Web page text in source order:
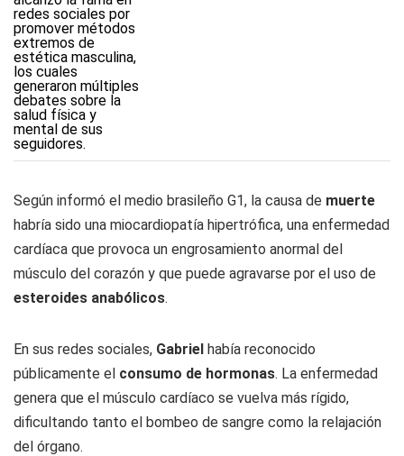
Según informó el medio brasileño G1, la causa de muerte
habría sido una miocardiopatía hipertrófica, una enfermedad
cardíaca que provoca un engrosamiento anormal del
músculo del corazón y que puede agravarse por el uso de
esteroides anabólicos.
En sus redes sociales, Gabriel había reconocido
públicamente el consumo de hormonas. La enfermedad
genera que el músculo cardíaco se vuelva más rígido,
dificultando tanto el bombeo de sangre como la relajación
del órgano.